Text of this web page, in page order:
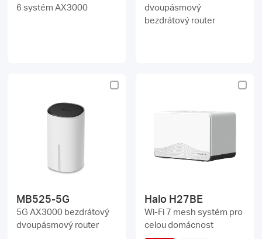
6 systém AX3000
dvoupásmový
bezdrátový router
MB525-5G
5G AX3000 bezdrátový
dvoupásmový router
Halo H27BE
Wi-Fi 7 mesh systém pro
celou domácnost